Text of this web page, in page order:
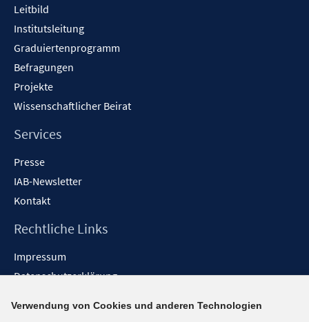
Leitbild
Institutsleitung
Graduiertenprogramm
Befragungen
Projekte
Wissenschaftlicher Beirat
Services
Presse
IAB-Newsletter
Kontakt
Rechtliche Links
Impressum
Datenschutzerklärung
Barrieren melden
Verwendung von Cookies und anderen Technologien